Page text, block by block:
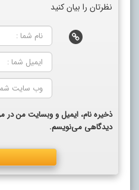
نظرتان را بیان کنید
ذخیره نام، ایمیل و وبسایت من در
دیدگاهی می‌نویسم.